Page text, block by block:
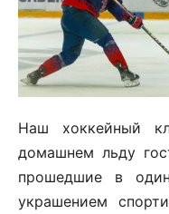
Наш хоккейный
домашнем льду
прошедшие в
украшением